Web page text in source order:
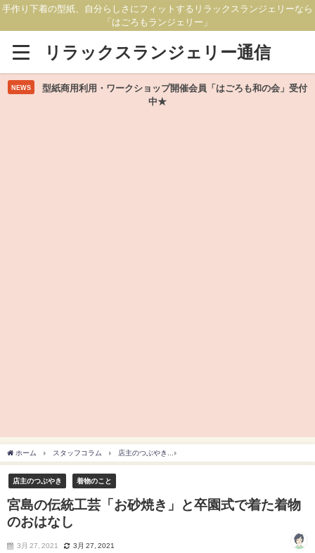
手作り下着の型紙、自分らしさにフィットするリラックスランジェリーなら
「はごろもランジェリー」
リラックスランジェリー通信
NEWS
型紙商用利用・ワークショップ開催会員「はごろも和の会」受付
中★
ホーム スタッフコラム 店主のつぶやき
店主のつぶやき 着物のこと
宮島の伝統工芸「お砂焼き」と卒園式で着た着物
のおはなし
3月 27, 2021 3月 27, 2021